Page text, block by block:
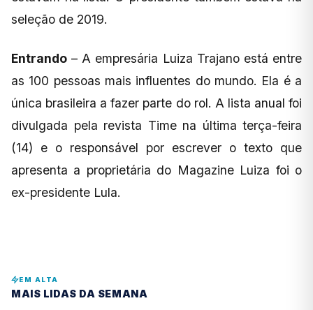
seleção de 2019.
Entrando – A empresária Luiza Trajano está entre
as 100 pessoas mais influentes do mundo. Ela é a
única brasileira a fazer parte do rol. A lista anual foi
divulgada pela revista Time na última terça-feira
(14) e o responsável por escrever o texto que
apresenta a proprietária do Magazine Luiza foi o
ex-presidente Lula.
EM ALTA
MAIS LIDAS DA SEMANA